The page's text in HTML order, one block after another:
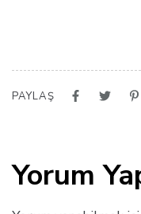
PAYLAŞ
Yorum